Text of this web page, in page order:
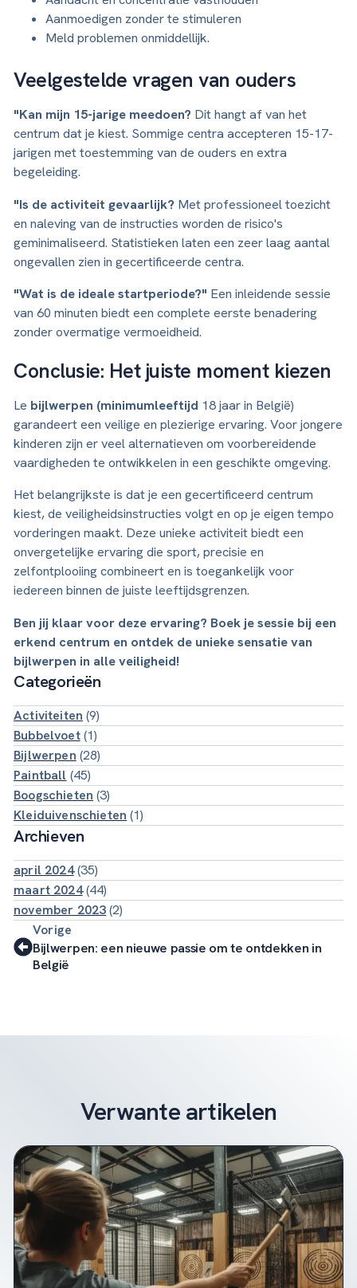
Aanmoedigen zonder te stimuleren
Meld problemen onmiddellijk.
Veelgestelde vragen van ouders
"Kan mijn 15-jarige meedoen? Dit hangt af van het
centrum dat je kiest. Sommige centra accepteren 15-17-
jarigen met toestemming van de ouders en extra
begeleiding.
"Is de activiteit gevaarlijk? Met professioneel toezicht
en naleving van de instructies worden de risico's
geminimaliseerd. Statistieken laten een zeer laag aantal
ongevallen zien in gecertificeerde centra.
"Wat is de ideale startperiode?" Een inleidende sessie
van 60 minuten biedt een complete eerste benadering
zonder overmatige vermoeidheid.
Conclusie: Het juiste moment kiezen
Le bijlwerpen (minimumleeftijd 18 jaar in België)
garandeert een veilige en plezierige ervaring. Voor jongere
kinderen zijn er veel alternatieven om voorbereidende
vaardigheden te ontwikkelen in een geschikte omgeving.
Het belangrijkste is dat je een gecertificeerd centrum
kiest, de veiligheidsinstructies volgt en op je eigen tempo
vorderingen maakt. Deze unieke activiteit biedt een
onvergetelijke ervaring die sport, precisie en
zelfontplooiing combineert en is toegankelijk voor
iedereen binnen de juiste leeftijdsgrenzen.
Ben jij klaar voor deze ervaring? Boek je sessie bij een
erkend centrum en ontdek de unieke sensatie van
bijlwerpen in alle veiligheid!
Categorieën
Activiteiten (9)
Bubbelvoet(1)
Bijlwerpen (28)
Paintball (45)
Boogschieten (3)
Kleiduivenschieten (1)
Archieven
april 2024(35)
maart 2024(44)
november 2023(2)
Vorige
Bijlwerpen: een nieuwe passie om te ontdekken in
België
Verwante artikelen